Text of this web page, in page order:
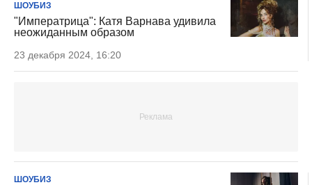
ШОУБИЗ
"Императрица": Катя Варнава удивила
неожиданным образом
23 декабря 2024, 16:20
ШОУБИЗ